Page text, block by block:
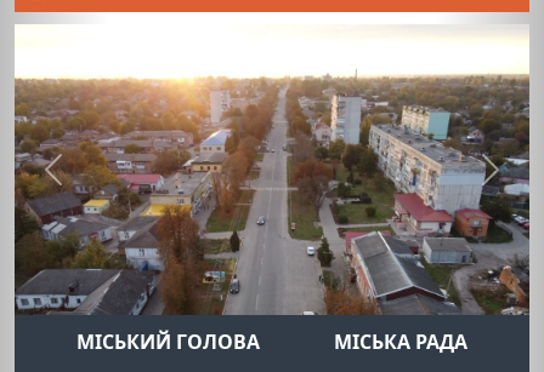
Previous Next
МІСЬКИЙ ГОЛОВА
МІСЬКА РАДА